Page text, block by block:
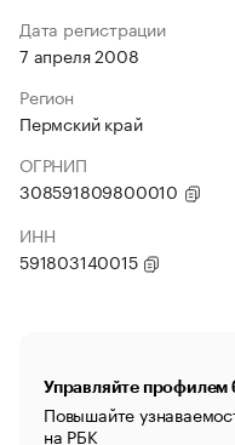
Дата регистрации
7 апреля 2008
Регион
Пермский край
ОГРНИП
308591809800010
ИНН
591803140015
Управляйте профилем
Повышайте
на РБК